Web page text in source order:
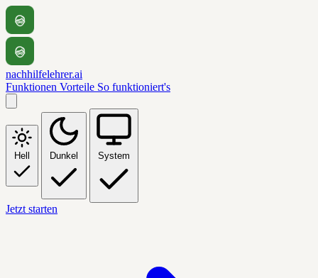
nachhilfelehrer.ai
Funktionen Vorteile So funktioniert's
Hell Dunkel System
Jetzt starten